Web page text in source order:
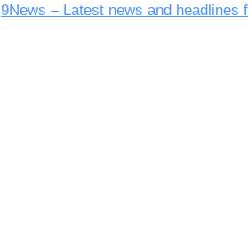
9News – Latest news and headlines